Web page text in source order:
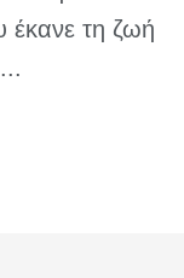
έκανε τη ζωή